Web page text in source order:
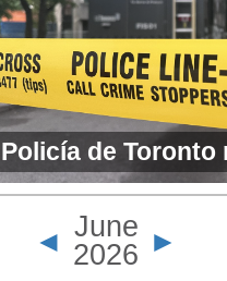
Policía de Toronto
madrugada
el Consulado de
◄ June
2026 ►